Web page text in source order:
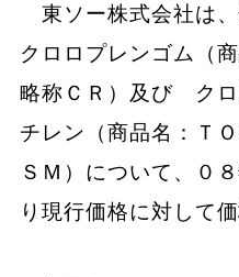
東ソー株式会社は
クロロプレンゴム（
略称ＣＲ）及び クロ
チレン（商品名：Ｔ
ＳＭ）について、０
り現行価格に対して